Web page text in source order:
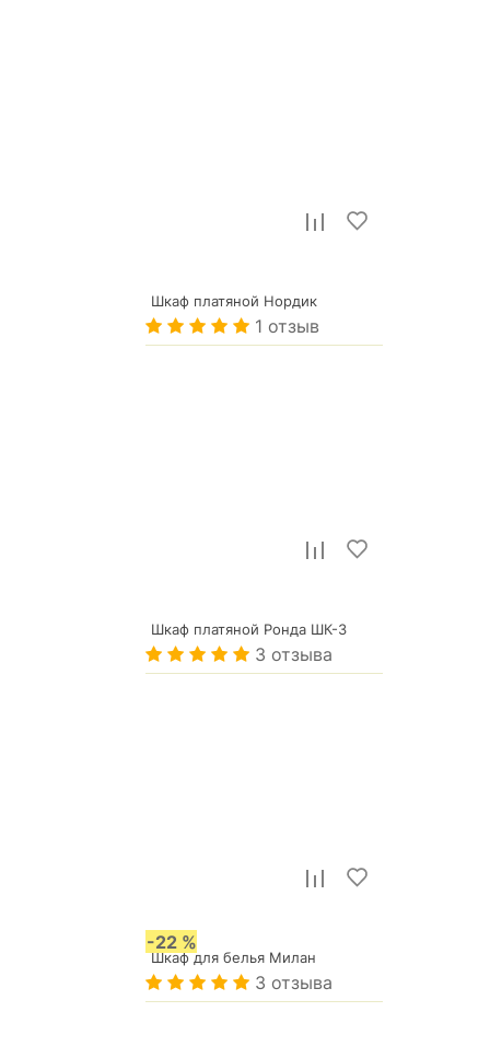
Шкаф платяной Нордик
1 отзыв
20 579 р.
Шкаф платяной Ронда ШК-3
3 отзыва
13 033 р.
Шкаф для белья Милан
3 отзыва
8 889 р.
-22 %